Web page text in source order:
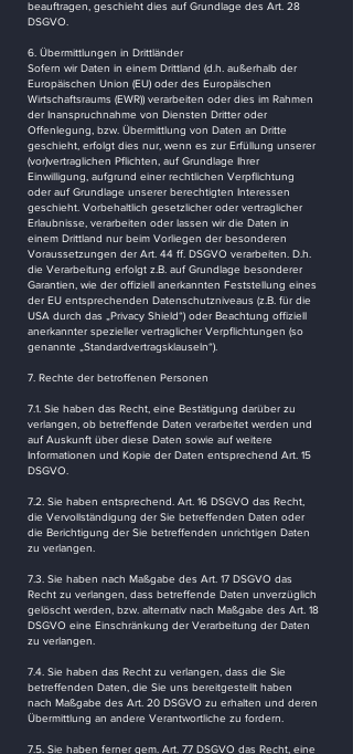
beauftragen, geschieht dies auf Grundlage des Art. 28
DSGVO.
6. Übermittlungen in Drittländer
Sofern wir Daten in einem Drittland (d.h. außerhalb der
Europäischen Union (EU) oder des Europäischen
Wirtschaftsraums (EWR)) verarbeiten oder dies im Rahmen
der Inanspruchnahme von Diensten Dritter oder
Offenlegung, bzw. Übermittlung von Daten an Dritte
geschieht, erfolgt dies nur, wenn es zur Erfüllung unserer
(vor)vertraglichen Pflichten, auf Grundlage Ihrer
Einwilligung, aufgrund einer rechtlichen Verpflichtung
oder auf Grundlage unserer berechtigten Interessen
geschieht. Vorbehaltlich gesetzlicher oder vertraglicher
Erlaubnisse, verarbeiten oder lassen wir die Daten in
einem Drittland nur beim Vorliegen der besonderen
Voraussetzungen der Art. 44 ff. DSGVO verarbeiten. D.h.
die Verarbeitung erfolgt z.B. auf Grundlage besonderer
Garantien, wie der offiziell anerkannten Feststellung eines
der EU entsprechenden Datenschutzniveaus (z.B. für die
USA durch das „Privacy Shield“) oder Beachtung offiziell
anerkannter spezieller vertraglicher Verpflichtungen (so
genannte „Standardvertragsklauseln“).
7. Rechte der betroffenen Personen
7.1. Sie haben das Recht, eine Bestätigung darüber zu
verlangen, ob betreffende Daten verarbeitet werden und
auf Auskunft über diese Daten sowie auf weitere
Informationen und Kopie der Daten entsprechend Art. 15
DSGVO.
7.2. Sie haben entsprechend. Art. 16 DSGVO das Recht,
die Vervollständigung der Sie betreffenden Daten oder
die Berichtigung der Sie betreffenden unrichtigen Daten
zu verlangen.
7.3. Sie haben nach Maßgabe des Art. 17 DSGVO das
Recht zu verlangen, dass betreffende Daten unverzüglich
gelöscht werden, bzw. alternativ nach Maßgabe des Art. 18
DSGVO eine Einschränkung der Verarbeitung der Daten
zu verlangen.
7.4. Sie haben das Recht zu verlangen, dass die Sie
betreffenden Daten, die Sie uns bereitgestellt haben
nach Maßgabe des Art. 20 DSGVO zu erhalten und deren
Übermittlung an andere Verantwortliche zu fordern.
7.5. Sie haben ferner gem. Art. 77 DSGVO das Recht, eine